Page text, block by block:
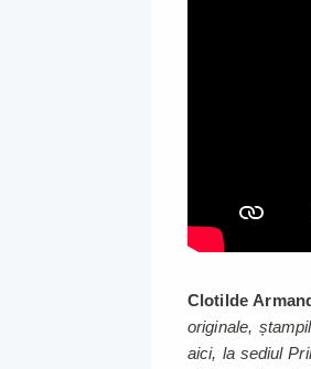
Clotilde
originale,
aici, la sediul